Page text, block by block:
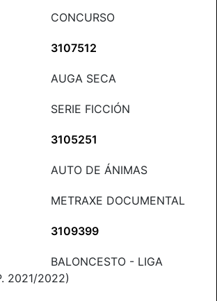
CONCURSO
3107512
AUGA SECA
SERIE FICCIÓN
3105251
AUTO DE ÁNIMAS
METRAXE DOCUMENTAL
3109399
BALONCESTO - LIGA
2021/2022)